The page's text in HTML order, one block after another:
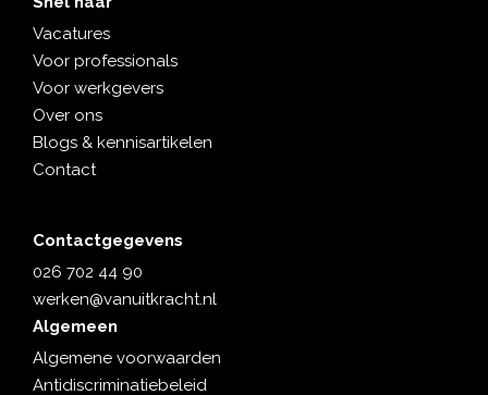
Vacatures
Voor professionals
Voor werkgevers
Over ons
Blogs & kennisartikelen
Contact
Contactgegevens
026 702 44 90
werken@vanuitkracht.nl
Algemeen
Algemene voorwaarden
Antidiscriminatiebeleid